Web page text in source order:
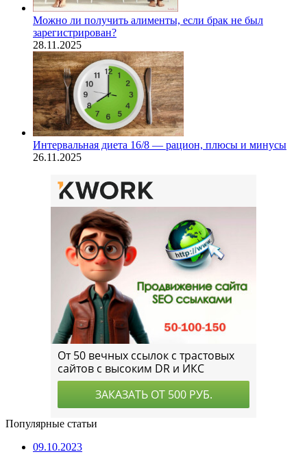
Можно ли получить алименты, если брак не был
зарегистрирован?
28.11.2025
Интервальная диета 16/8 — рацион, плюсы и минусы
26.11.2025
Популярные статьи
09.10.2023